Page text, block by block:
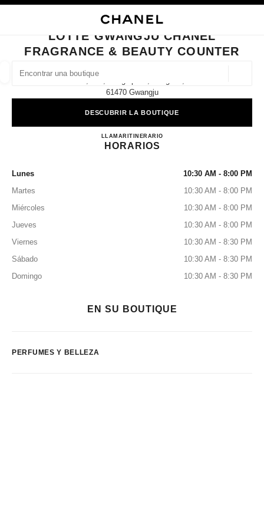
BUSCAR UNA BOUTIQUE
las sugerencias se muestran debajo de esta barra de búsqueda
0 Sugerencias disponibles
CERRAR TARJETA DE BOUTIQUE LOTTE GWANGJU CHANEL
LOTTE GWANGJU CHANEL
FRAGRANCE & BEAUTY COUNTER
2f, 268, Dongnip-Ro, Dong-Gu,
61470 Gwangju
DESCUBRIR LA BOUTIQUE
LLAMAR+82 62 221 1126
ITINERARIOLotte Gwangju CHANEL
HORARIOS
Lunes
10:30 AM - 8:00 PM
Martes
10:30 AM - 8:00 PM
Miércoles
10:30 AM - 8:00 PM
Jueves
10:30 AM - 8:00 PM
Viernes
10:30 AM - 8:30 PM
Sábado
10:30 AM - 8:30 PM
Domingo
10:30 AM - 8:30 PM
EN SU BOUTIQUE
PERFUMES Y BELLEZA
filtros
resultado de los filtros por: